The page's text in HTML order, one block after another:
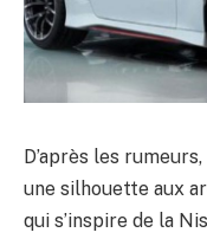
D’après les
une silhouette aux
qui s’inspire de la